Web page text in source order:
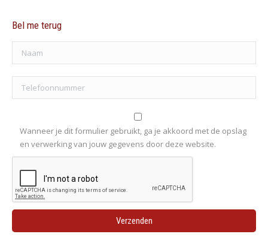
Bel me terug
Wanneer je dit formulier gebruikt, ga je akkoord met de opslag
en verwerking van jouw gegevens door deze website.